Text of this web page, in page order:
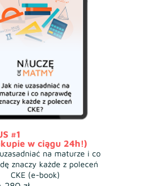
#1
w ciągu 24h!)
na maturze i co
znaczy każde z poleceń
CKE (e-book)